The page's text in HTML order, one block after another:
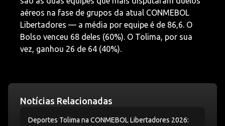
aéreos na fase de grupos da atual CONMEBOL
Libertadores — a média por equipe é de 86,6. O
Bolso venceu 68 deles (60%). O Tolima, por sua
vez, ganhou 26 de 64 (40%).
Notícias Relacionadas
Deportes Tolima na CONMEBOL Libertadores 2026: